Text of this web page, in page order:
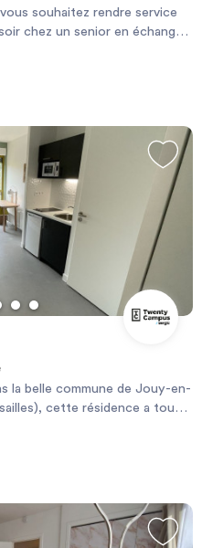
souhaitez rendre service
chez un senior en échange
27 39
de bain privée dans un cadre
la belle commune de Jouy-en-
cette résidence a tous
: calme, proximité des
Et si parfois tu trouves
n'est vraiment pas loin :)